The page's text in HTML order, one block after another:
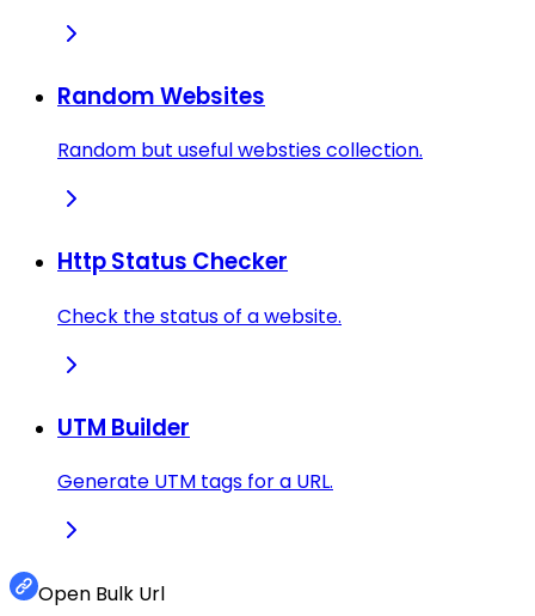
Random Websites
Random but useful websties collection.
Http Status Checker
Check the status of a website.
UTM Builder
Generate UTM tags for a URL.
Open Bulk Url